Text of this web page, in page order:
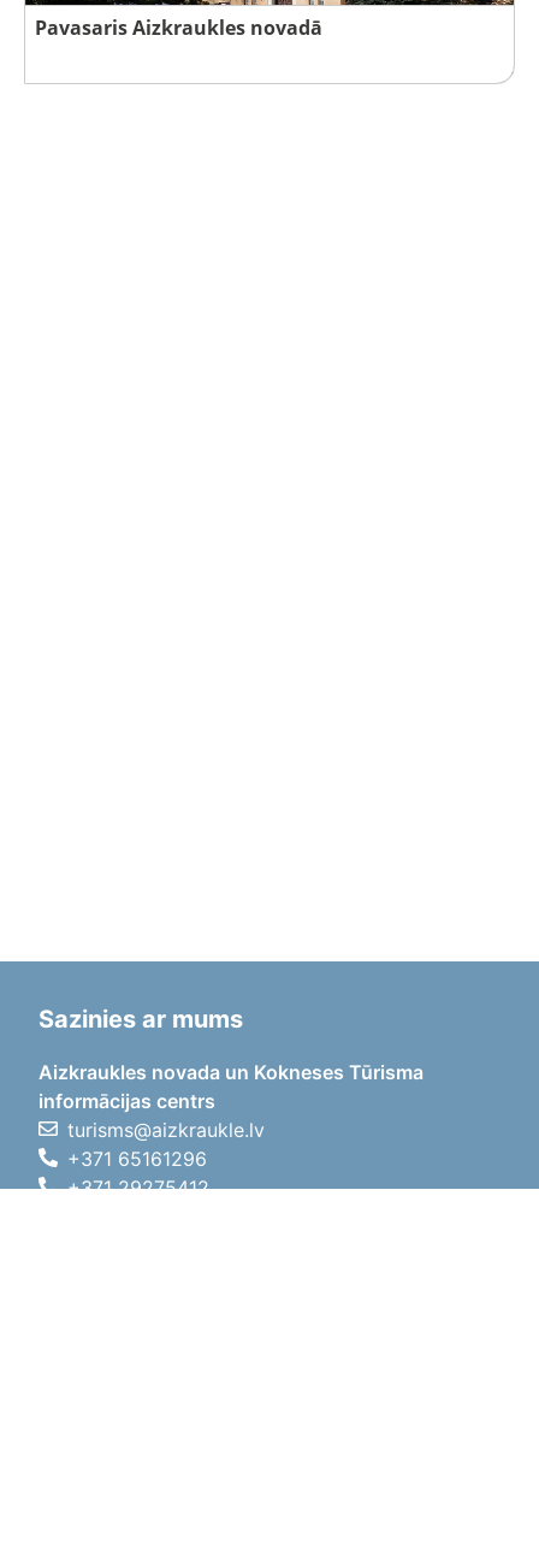
Pavasaris Aizkraukles novadā
Sazinies ar mums
Aizkraukles novada un Kokneses Tūrisma
informācijas centrs
turisms@aizkraukle.lv
+371 65161296
+371 29275412